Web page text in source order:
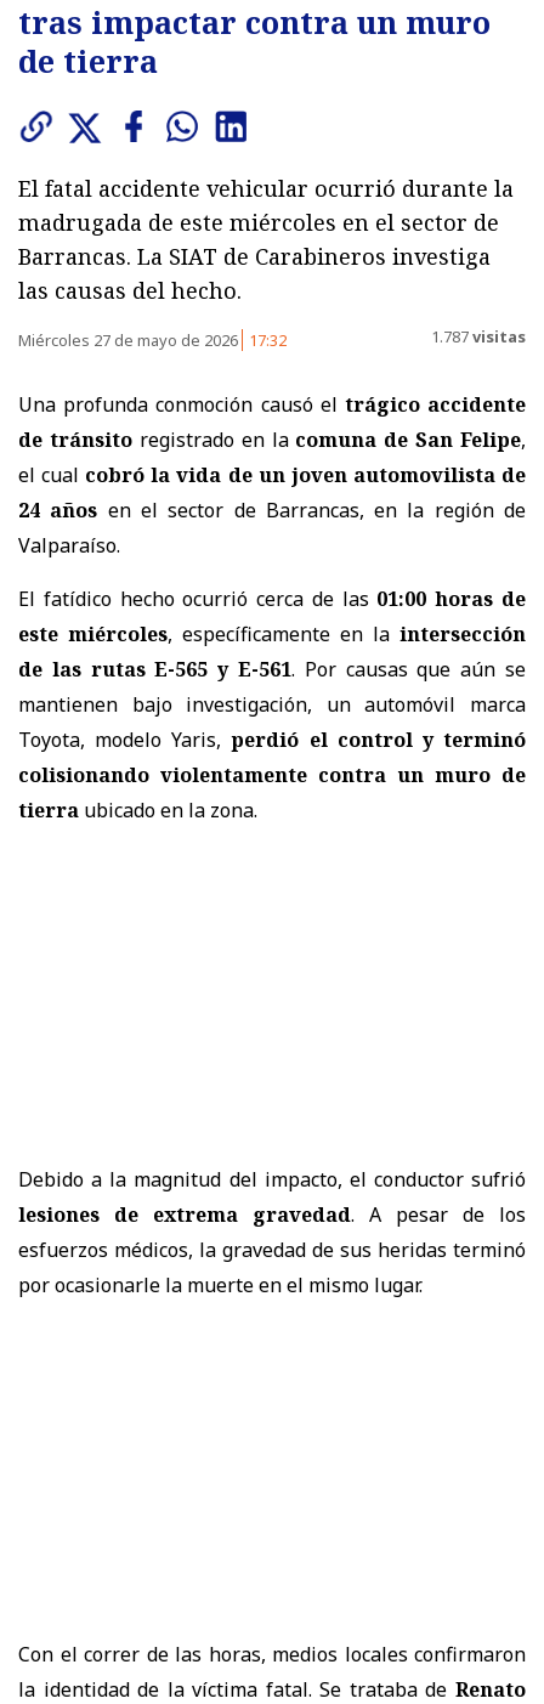
tras impactar contra un muro
de tierra
El fatal accidente vehicular ocurrió durante la
madrugada de este miércoles en el sector de
Barrancas. La SIAT de Carabineros investiga
las causas del hecho.
Miércoles 27 de mayo de 2026 17:32 1.787visitas
Una profunda conmoción causó el trágico accidente
de tránsitoregistrado en la comuna de San Felipe,
el cual cobró la vida de un joven automovilista de
24 años en el sector de Barrancas, en la región de
Valparaíso.
El fatídico hecho ocurrió cerca de las 01:00 horas de
este miércoles, específicamente en la intersección
de las rutas E-565 y E-561. Por causas que aún se
mantienen bajo investigación, un automóvil marca
Toyota, modelo Yaris,perdió el control y terminó
colisionando violentamente contra un muro de
tierra ubicado en la zona.
Debido a la magnitud del impacto, el conductor sufrió
lesiones de extrema gravedad. A pesar de los
esfuerzos médicos, la gravedad de sus heridas terminó
por ocasionarle la muerte en el mismo lugar.
Con el correr de las horas, medios locales confirmaron
la identidad de la víctima fatal. Se trataba de Renato